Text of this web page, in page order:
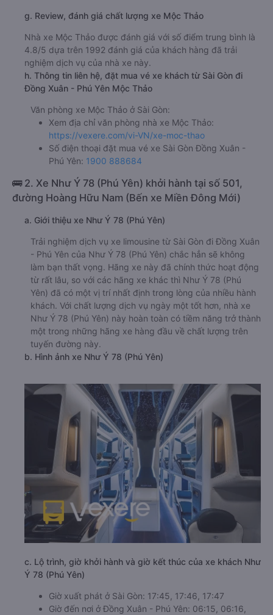
g. Review, đánh giá chất lượng xe Mộc Thảo
Nhà xe Mộc Thảo được đánh giá với số điểm trung bình là
4.8/5 dựa trên 1992 đánh giá của khách hàng đã trải
nghiệm dịch vụ của nhà xe này.
h. Thông tin liên hệ, đặt mua vé xe khách từ Sài Gòn đi
Đồng Xuân - Phú Yên Mộc Thảo
Văn phòng xe Mộc Thảo ở Sài Gòn:
Xem địa chỉ văn phòng nhà xe Mộc Thảo:
https://vexere.com/vi-VN/xe-moc-thao
Số điện thoại đặt mua vé xe Sài Gòn Đồng Xuân -
Phú Yên: 1900 888684
🚌 2. Xe Như Ý 78 (Phú Yên) khởi hành tại số 501,
đường Hoàng Hữu Nam (Bến xe Miền Đông Mới)
a. Giới thiệu xe Như Ý 78 (Phú Yên)
Trải nghiệm dịch vụ xe limousine từ Sài Gòn đi Đồng Xuân
- Phú Yên của Như Ý 78 (Phú Yên) chắc hẳn sẽ không
làm bạn thất vọng. Hãng xe này đã chính thức hoạt động
từ rất lâu, so với các hãng xe khác thì Như Ý 78 (Phú
Yên) đã có một vị trí nhất định trong lòng của nhiều hành
khách. Với chất lượng dịch vụ ngày một tốt hơn, nhà xe
Như Ý 78 (Phú Yên) này hoàn toàn có tiềm năng trở thành
một trong những hãng xe hàng đầu về chất lượng trên
tuyến đường này.
b. Hình ảnh xe Như Ý 78 (Phú Yên)
c. Lộ trình, giờ khởi hành và giờ kết thúc của xe khách Như
Ý 78 (Phú Yên)
Giờ xuất phát ở Sài Gòn: 17:45, 17:46, 17:47
Giờ đến nơi ở Đồng Xuân - Phú Yên: 06:15, 06:16,